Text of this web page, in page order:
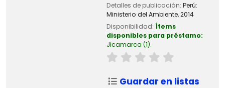
Detalles de publicación: Perú:
Ministerio del Ambiente,2014
Disponibilidad: Ítems
disponibles para préstamo:
Jicamarca (1).
Guardar en listas